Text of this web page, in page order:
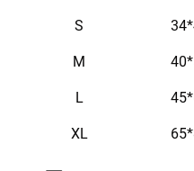
желанию, например: имя
временем он не сотрется
S
М
L
ХL